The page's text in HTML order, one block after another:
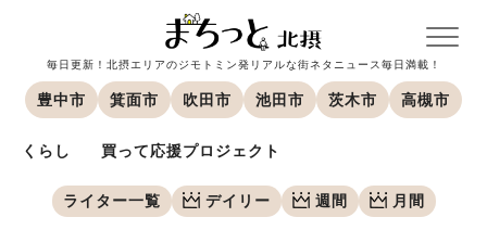
毎日更新！北摂エリアのジモトミン発リアルな街ネタニュース毎日満載！
豊中市 箕面市 吹田市 池田市 茨木市 高槻市
くらし 買って応援プロジェクト
ライター一覧 デイリー 週間 月間